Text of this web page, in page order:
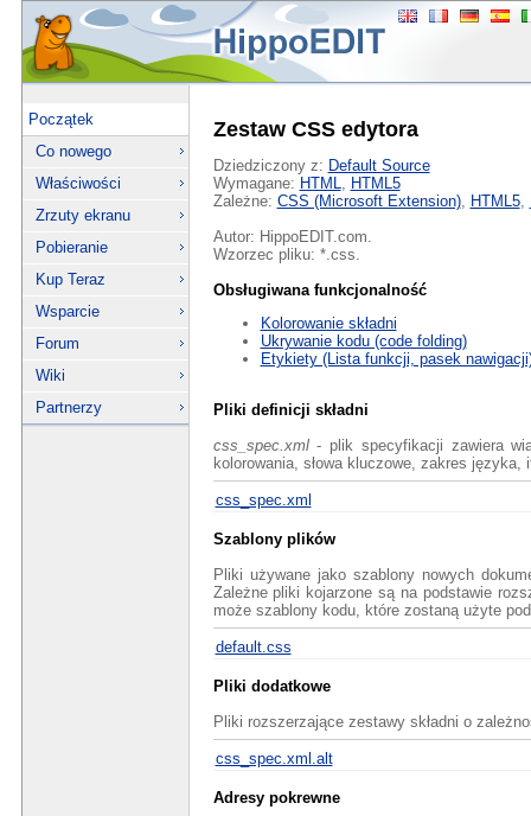
Początek
Co nowego
Właściwości
Zrzuty ekranu
Pobieranie
Kup Teraz
Wsparcie
Forum
Wiki
Partnerzy
Zestaw CSS edytora
Dziedziczony z: Default Source
Wymagane: HTML, HTML5
Zależne: CSS (Microsoft Extension), HTML5,
Autor: HippoEDIT.com.
Wzorzec pliku: *.css.
Obsługiwana funkcjonalność
Kolorowanie składni
Ukrywanie kodu (code folding)
Etykiety (Lista funkcji, pasek
Pliki definicji składni
css_spec.xml- plik specyfikacji zawiera
kolorowania, słowa kluczowe, zakres języka,
css_spec.xml
Szablony plików
Pliki używane jako szablony nowych
Zależne pliki kojarzone są na podstawie
może szablony kodu, które zostaną użyte
default.css
Pliki dodatkowe
Pliki rozszerzające zestawy składni o
css_spec.xml.alt
Adresy pokrewne